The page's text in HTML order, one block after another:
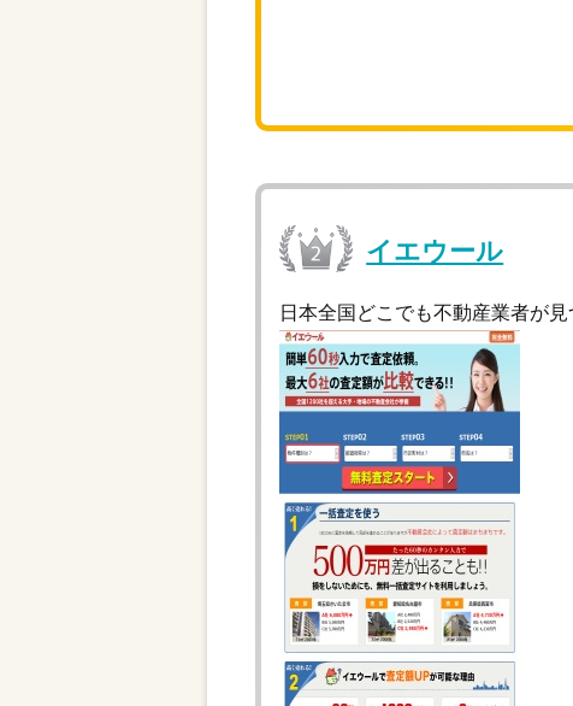
イエウール
日本全国どこでも不動産業者が